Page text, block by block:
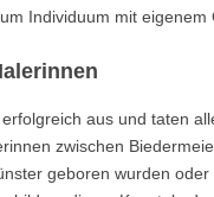
Individuum mit eigenem
aus und taten
zwischen
geboren wurden